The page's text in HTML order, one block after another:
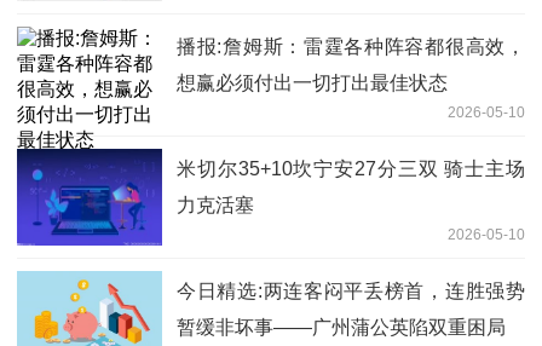
播报:詹姆斯：雷霆各种阵容都很高效，
想赢必须付出一切打出最佳状态
2026-05-10
米切尔35+10坎宁安27分三双 骑士主场
力克活塞
2026-05-10
今日精选:两连客闷平丢榜首，连胜强势
暂缓非坏事——广州蒲公英陷双重困局